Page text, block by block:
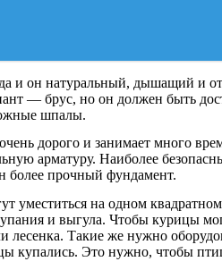
и он натуральный, дышащий и
— брус, но он должен быть
шпалы.
дорого и занимает много
арматуру. Наиболее
более прочный фундамент.
уместиться на одном
и выгула. Чтобы курицы
лесенка. Такие же нужно
купались. Это нужно, чтобы